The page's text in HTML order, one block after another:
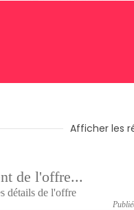
Afficher les
de l'offre...
détails de l'offre